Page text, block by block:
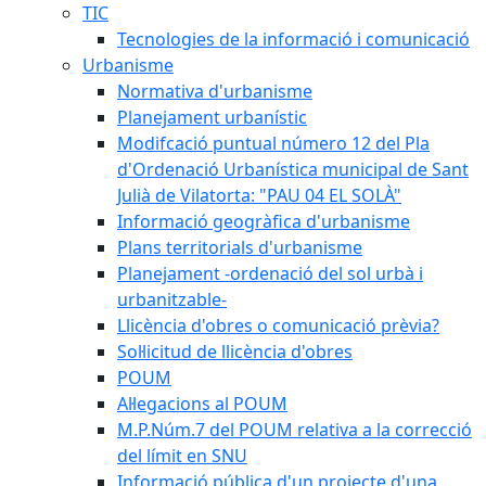
TIC
Tecnologies de la informació i comunicació
Urbanisme
Normativa d'urbanisme
Planejament urbanístic
Modifcació puntual número 12 del Pla
d'Ordenació Urbanística municipal de Sant
Julià de Vilatorta: "PAU 04 EL SOLÀ"
Informació geogràfica d'urbanisme
Plans territorials d'urbanisme
Planejament -ordenació del sol urbà i
urbanitzable-
Llicència d'obres o comunicació prèvia?
Sol·licitud de llicència d'obres
POUM
Al·legacions al POUM
M.P.Núm.7 del POUM relativa a la correcció
del límit en SNU